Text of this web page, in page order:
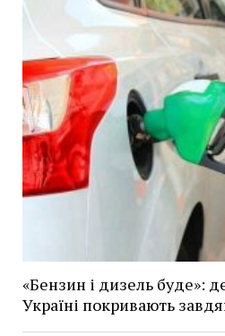
«Бензин і дизель буде»:
Україні покривають